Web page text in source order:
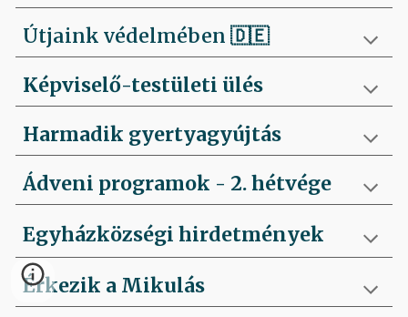
Útjaink védelmében🇩🇪
Képviselő-testületi ülés
Harmadik gyertyagyújtás
Ádveni programok - 2. hétvége
Egyházközségi hirdetmények
Érkezik a Mikulás